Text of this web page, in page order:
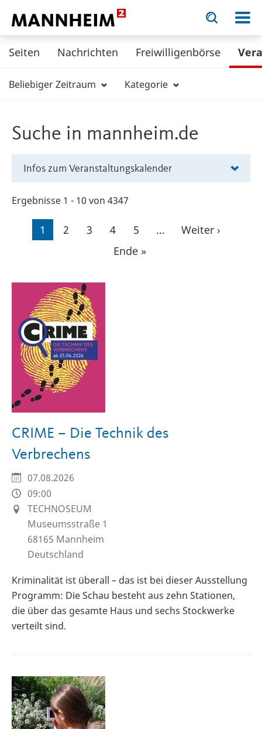
Toggle
search
input
Toggle
search
input
Seiten Nachrichten Freiwilligenbörse
Beliebiger Zeitraum Kategorie
Suche in mannheim.de
Infos zum Veranstaltungskalender
Ergebnisse 1 - 10 von 4347
Seitennummerierung
Aktuelle
1 Seite
2 Seite
3 Seite
4 Seite
5 …
Nächste
Weiter ›
Letzte
Ende »
CRIME – Die Technik des
Verbrechens
07.08.2026
09:00
TECHNOSEUM
Museumsstraße 1
68165 Mannheim
Deutschland
Kriminalität ist überall – das ist bei dieser Ausstellung
Programm: Die Schau besteht aus zehn Stationen,
die über das gesamte Haus und sechs Stockwerke
verteilt sind.